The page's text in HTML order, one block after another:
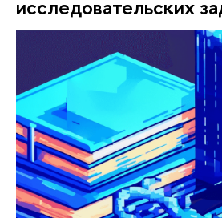
исследовательских